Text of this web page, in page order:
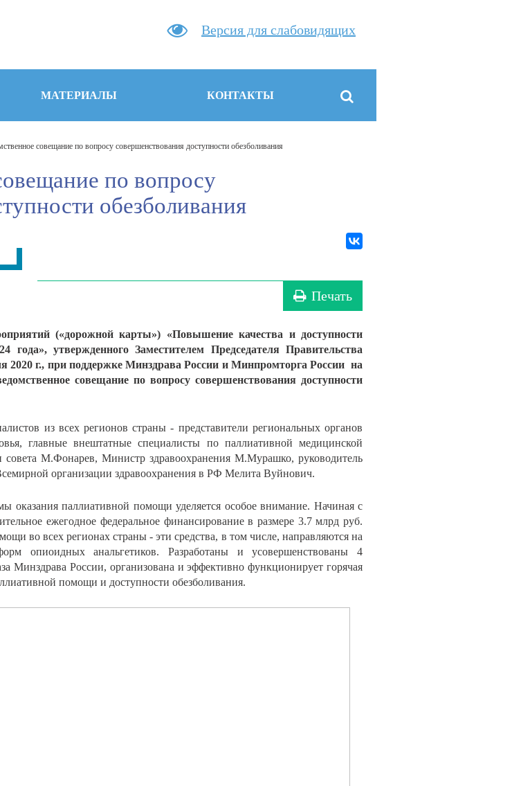
Версия для слабовидящих
МАТЕРИАЛЫ КОНТАКТЫ
совещание по вопросу совершенствования доступности обезболивания
по вопросу
обезболивания
Печать
(«дорожной карты») «Повышение качества и доступности
утвержденного Заместителем Председателя Правительства
2020 г., при поддержке Минздрава России и Минпромторга России на
совещание по вопросу совершенствования доступности
из всех регионов страны - представители региональных органов
главные внештатные специалисты по паллиативной медицинской
М.Фонарев, Министр здравоохранения М.Мурашко, руководитель
организации здравоохранения в РФ Мелита Вуйнович.
оказания паллиативной помощи уделяется особое внимание. Начиная с
ежегодное федеральное финансирование в размере 3.7 млрд руб.
во всех регионах страны - эти средства, в том числе, направляются на
опиоидных анальгетиков. Разработаны и усовершенствованы 4
Минздрава России, организована и эффективно функционирует горячая
помощи и доступности обезболивания.